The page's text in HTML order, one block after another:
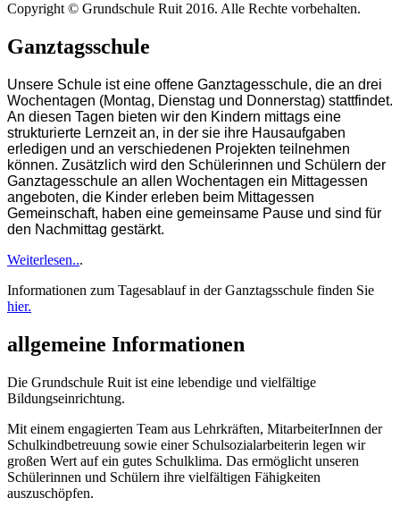
Copyright © Grundschule Ruit 2016. Alle Rechte vorbehalten.
Ganztagsschule
Unsere Schule ist eine offene Ganztagesschule, die an drei
Wochentagen (Montag, Dienstag und Donnerstag) stattfindet.
An diesen Tagen bieten wir den Kindern mittags eine
strukturierte Lernzeit an, in der sie ihre Hausaufgaben
erledigen und an verschiedenen Projekten teilnehmen
können. Zusätzlich wird den Schülerinnen und Schülern der
Ganztagesschule an allen Wochentagen ein Mittagessen
angeboten, die Kinder erleben beim Mittagessen
Gemeinschaft, haben eine gemeinsame Pause und sind für
den Nachmittag gestärkt.
Weiterlesen...
Informationen zum Tagesablauf in der Ganztagsschule finden Sie
hier.
allgemeine Informationen
Die Grundschule Ruit ist eine lebendige und vielfältige
Bildungseinrichtung.
Mit einem engagierten Team aus Lehrkräften, MitarbeiterInnen der
Schulkindbetreuung sowie einer Schulsozialarbeiterin legen wir
großen Wert auf ein gutes Schulklima. Das ermöglicht unseren
Schülerinnen und Schülern ihre vielfältigen Fähigkeiten
auszuschöpfen.